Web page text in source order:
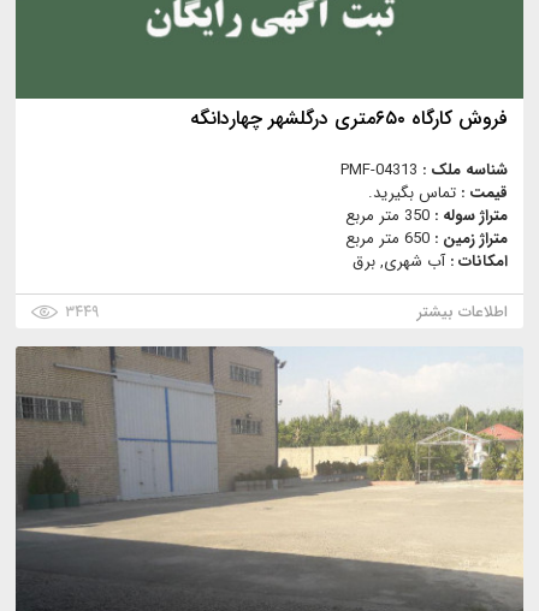
فروش کارگاه ۶۵۰متری درگلشهر چهاردانگه
شناسه ملک : PMF-04313
قیمت : تماس بگیرید.
متراژ سوله : 350 متر مربع
متراژ زمین : 650 متر مربع
امکانات :آب شهری, برق
اطلاعات بیشتر
۳۴۴۹